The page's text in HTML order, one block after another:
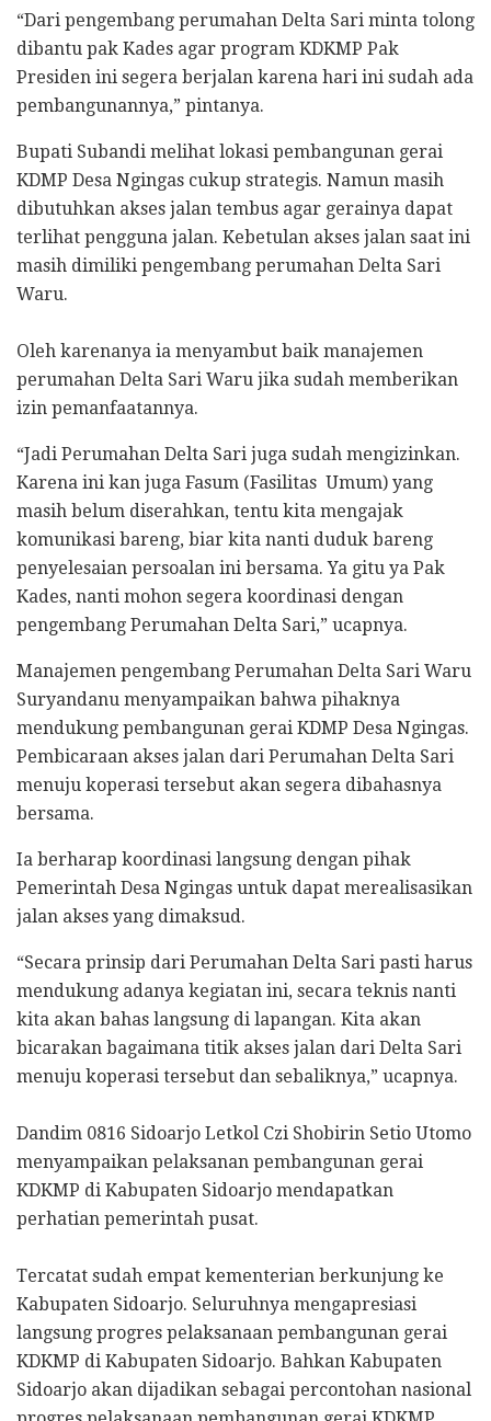
“Dari pengembang perumahan Delta Sari minta tolong
dibantu pak Kades agar program KDKMP Pak
Presiden ini segera berjalan karena hari ini sudah ada
pembangunannya,” pintanya.
Bupati Subandi melihat lokasi pembangunan gerai
KDMP Desa Ngingas cukup strategis. Namun masih
dibutuhkan akses jalan tembus agar gerainya dapat
terlihat pengguna jalan. Kebetulan akses jalan saat ini
masih dimiliki pengembang perumahan Delta Sari
Waru.
Oleh karenanya ia menyambut baik manajemen
perumahan Delta Sari Waru jika sudah memberikan
izin pemanfaatannya.
“Jadi Perumahan Delta Sari juga sudah mengizinkan.
Karena ini kan juga Fasum (Fasilitas Umum) yang
masih belum diserahkan, tentu kita mengajak
komunikasi bareng, biar kita nanti duduk bareng
penyelesaian persoalan ini bersama. Ya gitu ya Pak
Kades, nanti mohon segera koordinasi dengan
pengembang Perumahan Delta Sari,” ucapnya.
Manajemen pengembang Perumahan Delta Sari Waru
Suryandanu menyampaikan bahwa pihaknya
mendukung pembangunan gerai KDMP Desa Ngingas.
Pembicaraan akses jalan dari Perumahan Delta Sari
menuju koperasi tersebut akan segera dibahasnya
bersama.
Ia berharap koordinasi langsung dengan pihak
Pemerintah Desa Ngingas untuk dapat merealisasikan
jalan akses yang dimaksud.
“Secara prinsip dari Perumahan Delta Sari pasti harus
mendukung adanya kegiatan ini, secara teknis nanti
kita akan bahas langsung di lapangan. Kita akan
bicarakan bagaimana titik akses jalan dari Delta Sari
menuju koperasi tersebut dan sebaliknya,” ucapnya.
Dandim 0816 Sidoarjo Letkol Czi Shobirin Setio Utomo
menyampaikan pelaksanan pembangunan gerai
KDKMP di Kabupaten Sidoarjo mendapatkan
perhatian pemerintah pusat.
Tercatat sudah empat kementerian berkunjung ke
Kabupaten Sidoarjo. Seluruhnya mengapresiasi
langsung progres pelaksanaan pembangunan gerai
KDKMP di Kabupaten Sidoarjo. Bahkan Kabupaten
Sidoarjo akan dijadikan sebagai percontohan nasional